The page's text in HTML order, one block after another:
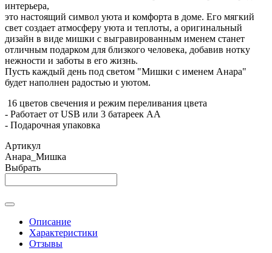
интерьера,
это настоящий символ уюта и комфорта в доме. Его мягкий
свет создает атмосферу уюта и теплоты, а оригинальный
дизайн в виде мишки с выгравированным именем станет
отличным подарком для близкого человека, добавив нотку
нежности и заботы в его жизнь.
Пусть каждый день под светом "Мишки с именем Анара"
будет наполнен радостью и уютом.
16 цветов свечения и режим переливания цвета
- Работает от USB или 3 батареек АА
- Подарочная упаковка
Артикул
Анара_Мишка
Выбрать
Описание
Характеристики
Отзывы